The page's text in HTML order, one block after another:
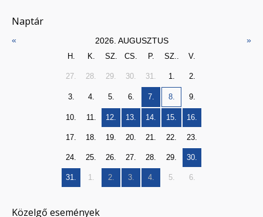
Naptár
« 2026. AUGUSZTUS »
H. K. SZ. CS. P. SZ.. V.
27. 28. 29. 30. 31. 1. 2.
3. 4. 5. 6. 7. 8. 9.
10. 11. 12. 13. 14. 15. 16.
17. 18. 19. 20. 21. 22. 23.
24. 25. 26. 27. 28. 29. 30.
31. 1. 2. 3. 4. 5. 6.
Közelgő események